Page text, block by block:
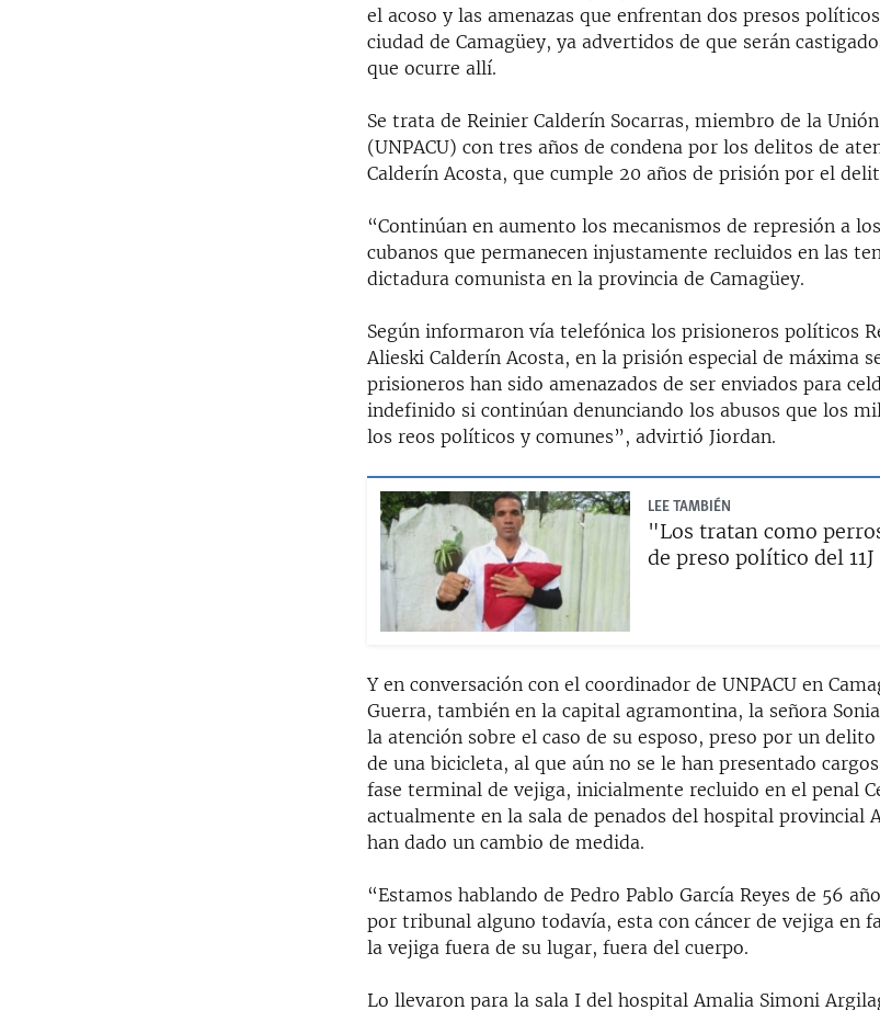
el acoso y las amenazas que enfrentan dos presos
ciudad de Camagüey, ya advertidos de que serán
que ocurre allí.
Se trata de Reinier Calderín Socarras, miembro de la
(UNPACU) con tres años de condena por los delitos de
Calderín Acosta, que cumple 20 años de prisión por el
“Continúan en aumento los mecanismos de represión a
cubanos que permanecen injustamente recluidos en las
dictadura comunista en la provincia de Camagüey.
Según informaron vía telefónica los prisioneros políticos
Alieski Calderín Acosta, en la prisión especial de máxima
prisioneros han sido amenazados de ser enviados para
indefinido si continúan denunciando los abusos que los
los reos políticos y comunes”, advirtió Jiordan.
LEE TAMBIÉN
"Los tratan como
de preso político del
Y en conversación con el coordinador de UNPACU en
Guerra, también en la capital agramontina, la señora
la atención sobre el caso de su esposo, preso por un
de una bicicleta, al que aún no se le han presentado
fase terminal de vejiga, inicialmente recluido en el penal
actualmente en la sala de penados del hospital provincial
han dado un cambio de medida.
“Estamos hablando de Pedro Pablo García Reyes de 56
por tribunal alguno todavía, esta con cáncer de vejiga en
la vejiga fuera de su lugar, fuera del cuerpo.
Lo llevaron para la sala I del hospital Amalia Simoni